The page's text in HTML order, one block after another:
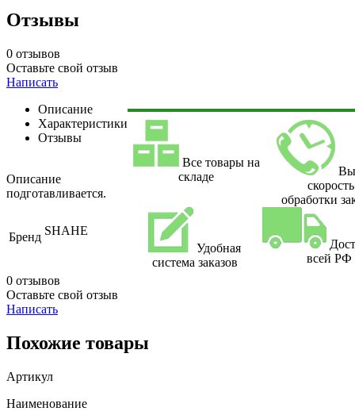
Отзывы
0 отзывов
Оставьте свой отзыв
Написать
Описание
Характеристики
Отзывы
Описание
подготавливается.
Бренд SHAHE
0 отзывов
Оставьте свой отзыв
Написать
Все товары на
складе
скорость
обработки
Удобная
система заказов
всей РФ
Похожие товары
Артикул
Наименование